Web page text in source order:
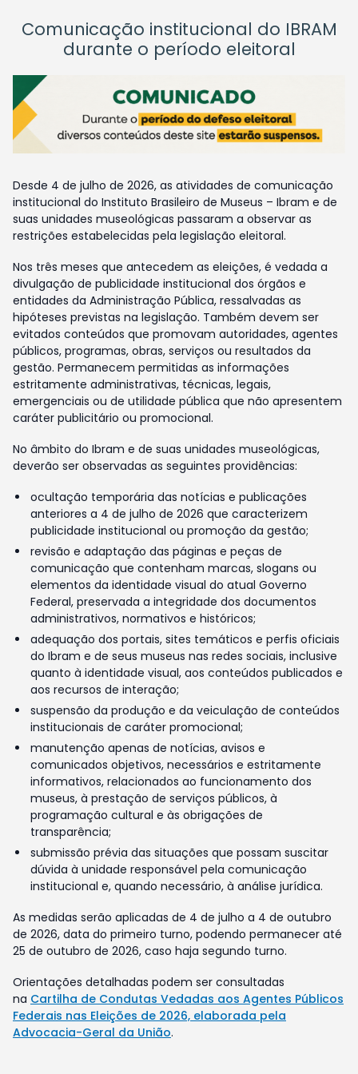
Comunicação institucional do IBRAM
durante o período eleitoral
Desde 4 de julho de 2026, as atividades de comunicação
institucional do Instituto Brasileiro de Museus – Ibram e de
suas unidades museológicas passaram a observar as
restrições estabelecidas pela legislação eleitoral.
Nos três meses que antecedem as eleições, é vedada a
divulgação de publicidade institucional dos órgãos e
entidades da Administração Pública, ressalvadas as
hipóteses previstas na legislação. Também devem ser
evitados conteúdos que promovam autoridades, agentes
públicos, programas, obras, serviços ou resultados da
gestão. Permanecem permitidas as informações
estritamente administrativas, técnicas, legais,
emergenciais ou de utilidade pública que não apresentem
caráter publicitário ou promocional.
No âmbito do Ibram e de suas unidades museológicas,
deverão ser observadas as seguintes providências:
ocultação temporária das notícias e publicações
anteriores a 4 de julho de 2026 que caracterizem
publicidade institucional ou promoção da gestão;
revisão e adaptação das páginas e peças de
comunicação que contenham marcas, slogans ou
elementos da identidade visual do atual Governo
Federal, preservada a integridade dos documentos
administrativos, normativos e históricos;
adequação dos portais, sites temáticos e perfis oficiais
do Ibram e de seus museus nas redes sociais, inclusive
quanto à identidade visual, aos conteúdos publicados e
aos recursos de interação;
suspensão da produção e da veiculação de conteúdos
institucionais de caráter promocional;
manutenção apenas de notícias, avisos e
comunicados objetivos, necessários e estritamente
informativos, relacionados ao funcionamento dos
museus, à prestação de serviços públicos, à
programação cultural e às obrigações de
transparência;
submissão prévia das situações que possam suscitar
dúvida à unidade responsável pela comunicação
institucional e, quando necessário, à análise jurídica.
As medidas serão aplicadas de 4 de julho a 4 de outubro
de 2026, data do primeiro turno, podendo permanecer até
25 de outubro de 2026, caso haja segundo turno.
Orientações detalhadas podem ser consultadas
na Cartilha de Condutas Vedadas aos Agentes Públicos
Federais nas Eleições de 2026, elaborada pela
Advocacia-Geral da União.